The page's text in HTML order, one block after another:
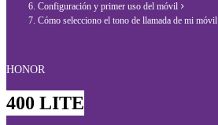
Configuración y primer uso del móvil
Cómo selecciono el tono de llamada de mi móvil
HONOR
400 LITE